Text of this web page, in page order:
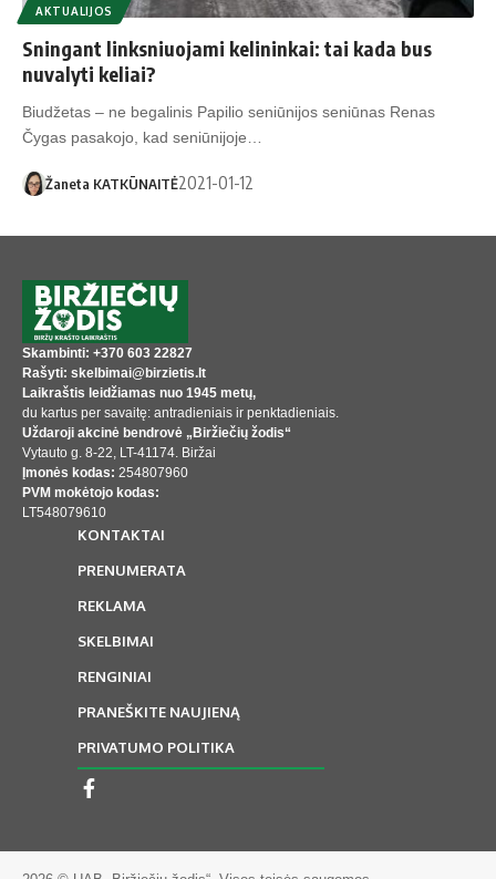
AKTUALIJOS
Sningant linksniuojami kelininkai: tai kada bus
nuvalyti keliai?
Biudžetas – ne begalinis Papilio seniūnijos seniūnas Renas
Čygas pasakojo, kad seniūnijoje…
Žaneta KATKŪNAITĖ2021-01-12
Skambinti: +370 603 22827
Rašyti: skelbimai@birzietis.lt
Laikraštis leidžiamas nuo 1945 metų,
du kartus per savaitę: antradieniais ir penktadieniais.
Uždaroji akcinė bendrovė „Biržiečių žodis“
Vytauto g. 8-22, LT-41174. Biržai
Įmonės kodas: 254807960
PVM mokėtojo kodas:
LT548079610
KONTAKTAI
PRENUMERATA
REKLAMA
SKELBIMAI
RENGINIAI
PRANEŠKITE NAUJIENĄ
PRIVATUMO POLITIKA